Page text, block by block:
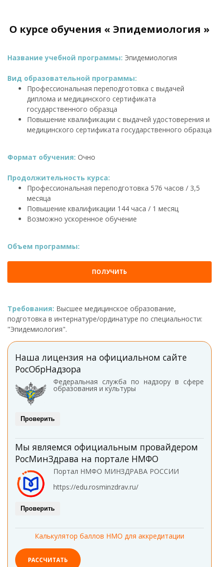
О курсе обучения « Эпидемиология »
Название учебной программы: Эпидемиология
Вид образовательной программы:
Профессиональная переподготовка с выдачей
диплома и медицинского сертификата
государственного образца
Повышение квалификации с выдачей удостоверения и
медицинского сертификата государственного образца
Формат обучения: Очно
Продолжительность курса:
Профессиональная переподготовка 576 часов / 3,5
месяца
Повышение квалификации 144 часа / 1 месяц
Возможно ускоренное обучение
Объем программы:
ПОЛУЧИТЬ
Требования: Высшее медицинское образование,
подготовка в интернатуре/ординатуре по специальности:
"Эпидемиология".
Наша лицензия на официальном сайте
РосОбрНадзора
Федеральная служба по надзору в сфере
образования и культуры
Проверить
Мы являемся официальным провайдером
РосМинЗдрава на портале НМФО
Портал НМФО МИНЗДРАВА РОССИИ
https://edu.rosminzdrav.ru/
Проверить
Калькулятор баллов НМО для аккредитации
РАССЧИТАТЬ